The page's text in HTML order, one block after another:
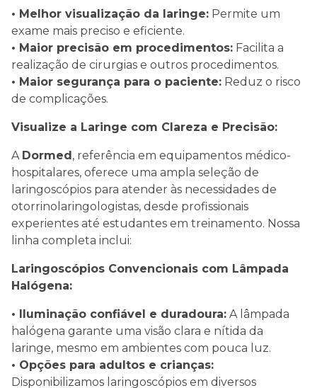
• Melhor visualização da laringe: Permite um
exame mais preciso e eficiente.
• Maior precisão em procedimentos: Facilita a
realização de cirurgias e outros procedimentos.
• Maior segurança para o paciente: Reduz o risco
de complicações.
Visualize a Laringe com Clareza e Precisão:
A Dormed, referência em equipamentos médico-
hospitalares, oferece uma ampla seleção de
laringoscópios para atender às necessidades de
otorrinolaringologistas, desde profissionais
experientes até estudantes em treinamento. Nossa
linha completa inclui:
Laringoscópios Convencionais com Lâmpada
Halógena:
• Iluminação confiável e duradoura: A lâmpada
halógena garante uma visão clara e nítida da
laringe, mesmo em ambientes com pouca luz.
• Opções para adultos e crianças:
Disponibilizamos laringoscópios em diversos